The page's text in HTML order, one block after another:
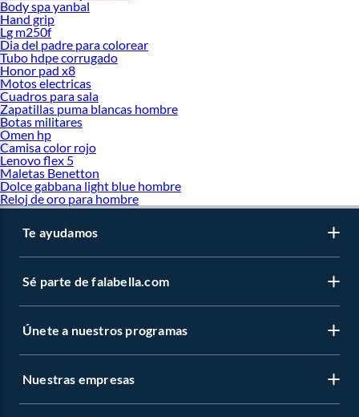
Body spa yanbal
Hand grip
Lg m250f
Dia del padre para colorear
Tubo hdpe corrugado
Honor pad x8
Motos electricas
Cuadros para sala
Zapatillas puma blancas hombre
Botas militares
Omen hp
Camisa color rojo
Lenovo flex 5
Maletas Benetton
Dolce gabbana light blue hombre
Reloj de oro para hombre
Te ayudamos
Sé parte de falabella.com
Únete a nuestros programas
Nuestras empresas